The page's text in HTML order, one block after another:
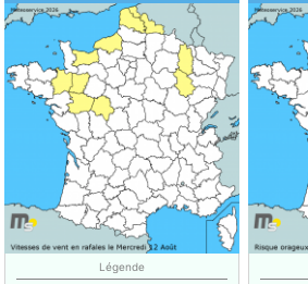
Légende